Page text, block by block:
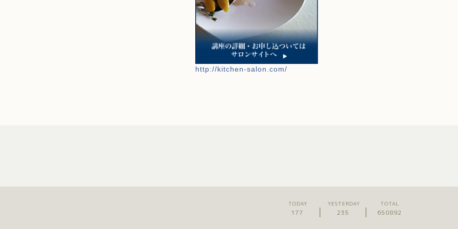
http://kitchen-salon.com/
TODAY
177
YESTERDAY
235
TOTAL
650892